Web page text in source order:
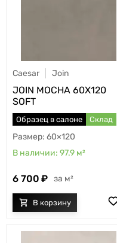
Caesar Join
JOIN MOCHA 60X120
SOFT
Образец в салоне Склад
60×120
97.9 м²
6 700 м²